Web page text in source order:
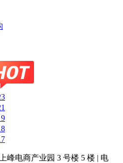
峰电商产业园 3 号楼 5 楼 | 电